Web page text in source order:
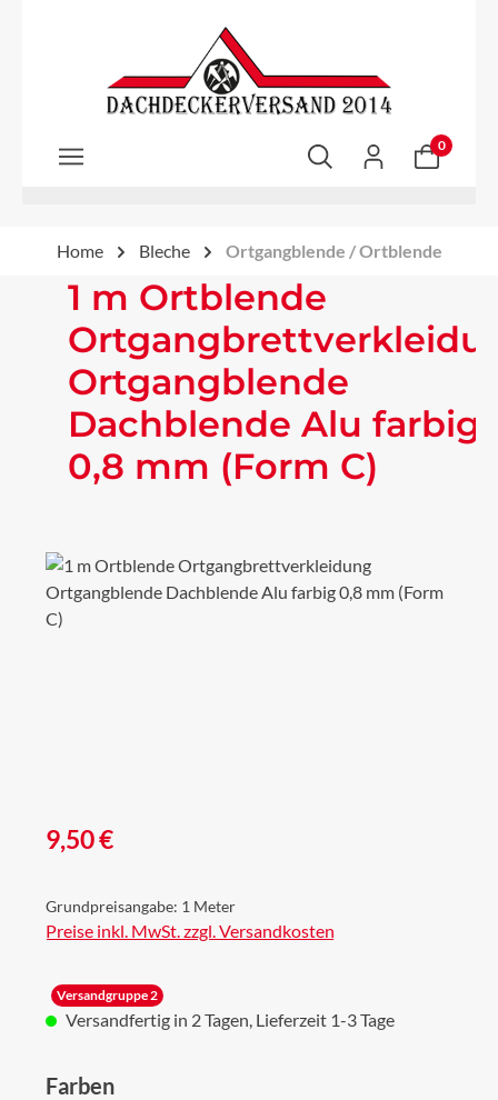
Zum Hauptinhalt springen
0
Home Bleche Ortgangblende / Ortblende
1 m Ortblende
Ortgangblende
Dachblende Alu farbig
0,8 mm (Form C)
Bildergalerie überspringen
Regulärer Preis:
9,50 €
Grundpreisangabe: 1 Meter
Preise inkl. MwSt. zzgl. Versandkosten
Versandgruppe 2
Versandfertig in 2 Tagen, Lieferzeit 1-3 Tage
Farbenauswählen